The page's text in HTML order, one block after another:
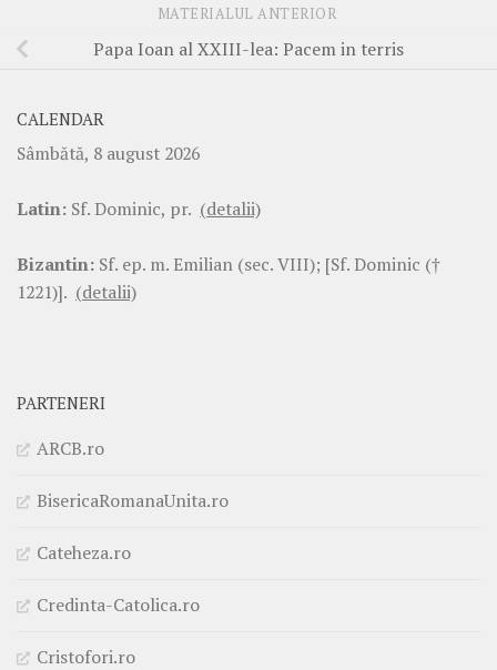
MATERIALUL ANTERIOR
Papa Ioan al XXIII-lea: Pacem in terris
CALENDAR
Sâmbătă, 8 august 2026
Latin: Sf. Dominic, pr. (detalii)
Bizantin: Sf. ep. m. Emilian (sec. VIII); [Sf. Dominic (†
1221)]. (detalii)
PARTENERI
ARCB.ro
BisericaRomanaUnita.ro
Cateheza.ro
Credinta-Catolica.ro
Cristofori.ro